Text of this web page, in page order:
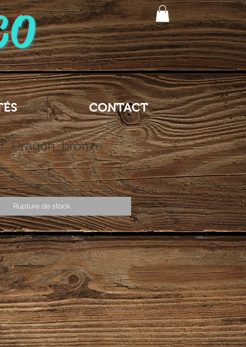
CONTACT
Rupture de stock